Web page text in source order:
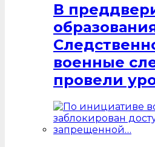
В
военные
провели